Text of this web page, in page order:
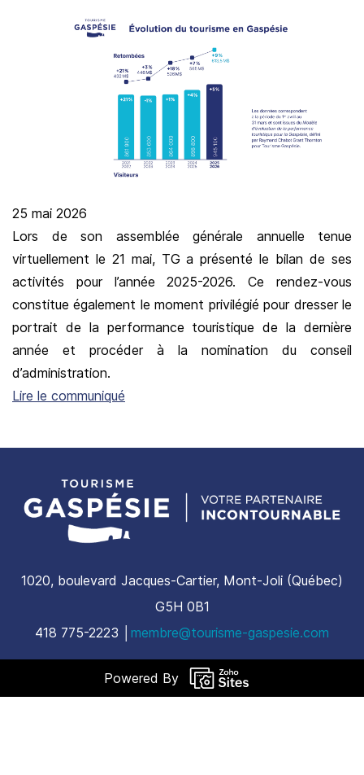
25 mai 2026
Lors de son assemblée générale annuelle tenue
virtuellement le 21 mai, TG a présenté le bilan de ses
activités pour l’année 2025-2026. Ce rendez-vous
constitue également le moment privilégié pour dresser le
portrait de la performance touristique de la dernière
année et procéder à la nomination du conseil
d’administration.
Lire le communiqué
1020, boulevard Jacques-Cartier, Mont-Joli (Québec)
G5H 0B1
​418 775-2223 │ membre@tourisme-gaspesie.com
Powered By